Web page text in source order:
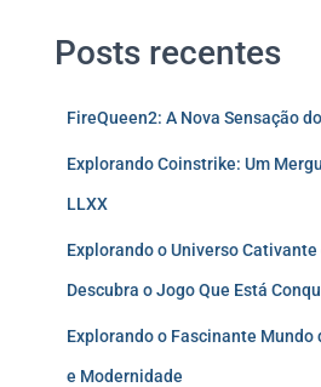
Posts recentes
FireQueen2: A Nova Sensação
Explorando Coinstrike: Um
LLXX
Explorando o Universo
Descubra o Jogo Que Está
Explorando o Fascinante
e Modernidade